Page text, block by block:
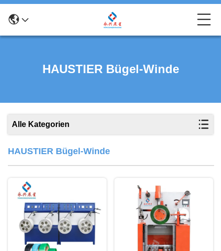
HAUSTIER Bügel-Winde
Alle Kategorien
HAUSTIER Bügel-Winde